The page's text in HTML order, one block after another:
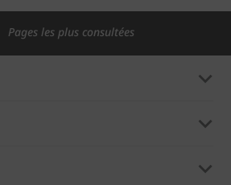
Pages les plus consultées